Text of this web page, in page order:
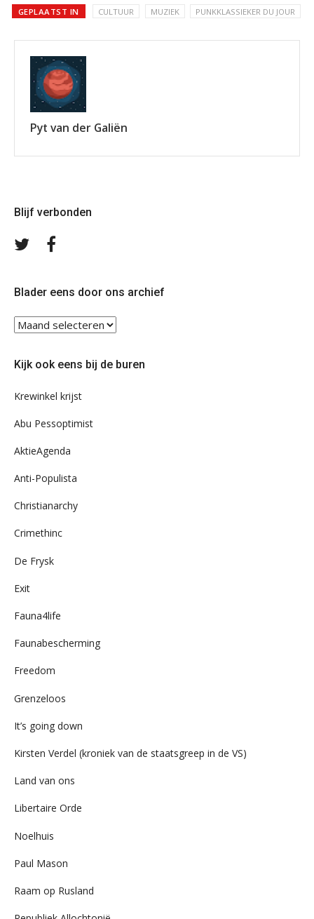
GEPLAATST IN CULTUUR MUZIEK PUNKKLASSIEKER DU JOUR
Pyt van der Galiën
Blijf verbonden
Volg
Blader eens door ons archief
Blader
eens
ons
Kijk ook eens bij de buren
Krewinkel krijst
Abu Pessoptimist
AktieAgenda
Anti-Populista
Christianarchy
Crimethinc
De Frysk
Exit
Fauna4life
Faunabescherming
Freedom
Grenzeloos
It’s going down
Kirsten Verdel (kroniek van de staatsgreep in de VS)
Land van ons
Libertaire Orde
Noelhuis
Paul Mason
Raam op Rusland